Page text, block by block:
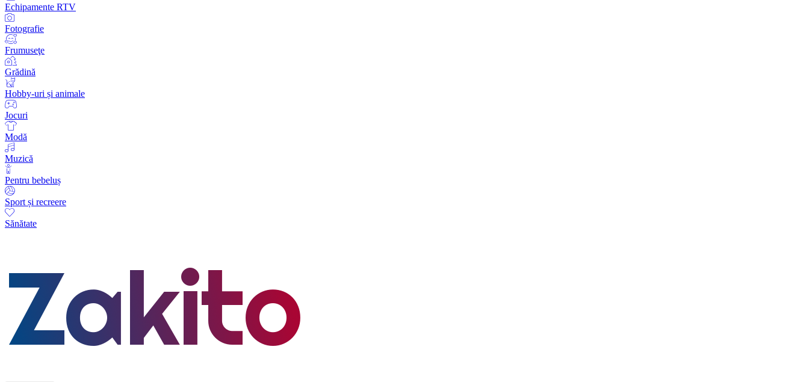
Echipamente RTV
Fotografie
Frumuseţe
Grădină
Hobby-uri și animale
Jocuri
Modă
Muzică
Pentru bebeluș
Sport și recreere
Sănătate